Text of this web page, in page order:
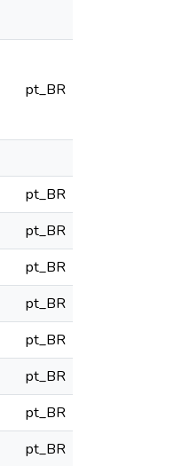
pt_BR
pt_BR
pt_BR
pt_BR
pt_BR
pt_BR
pt_BR
pt_BR
pt_BR